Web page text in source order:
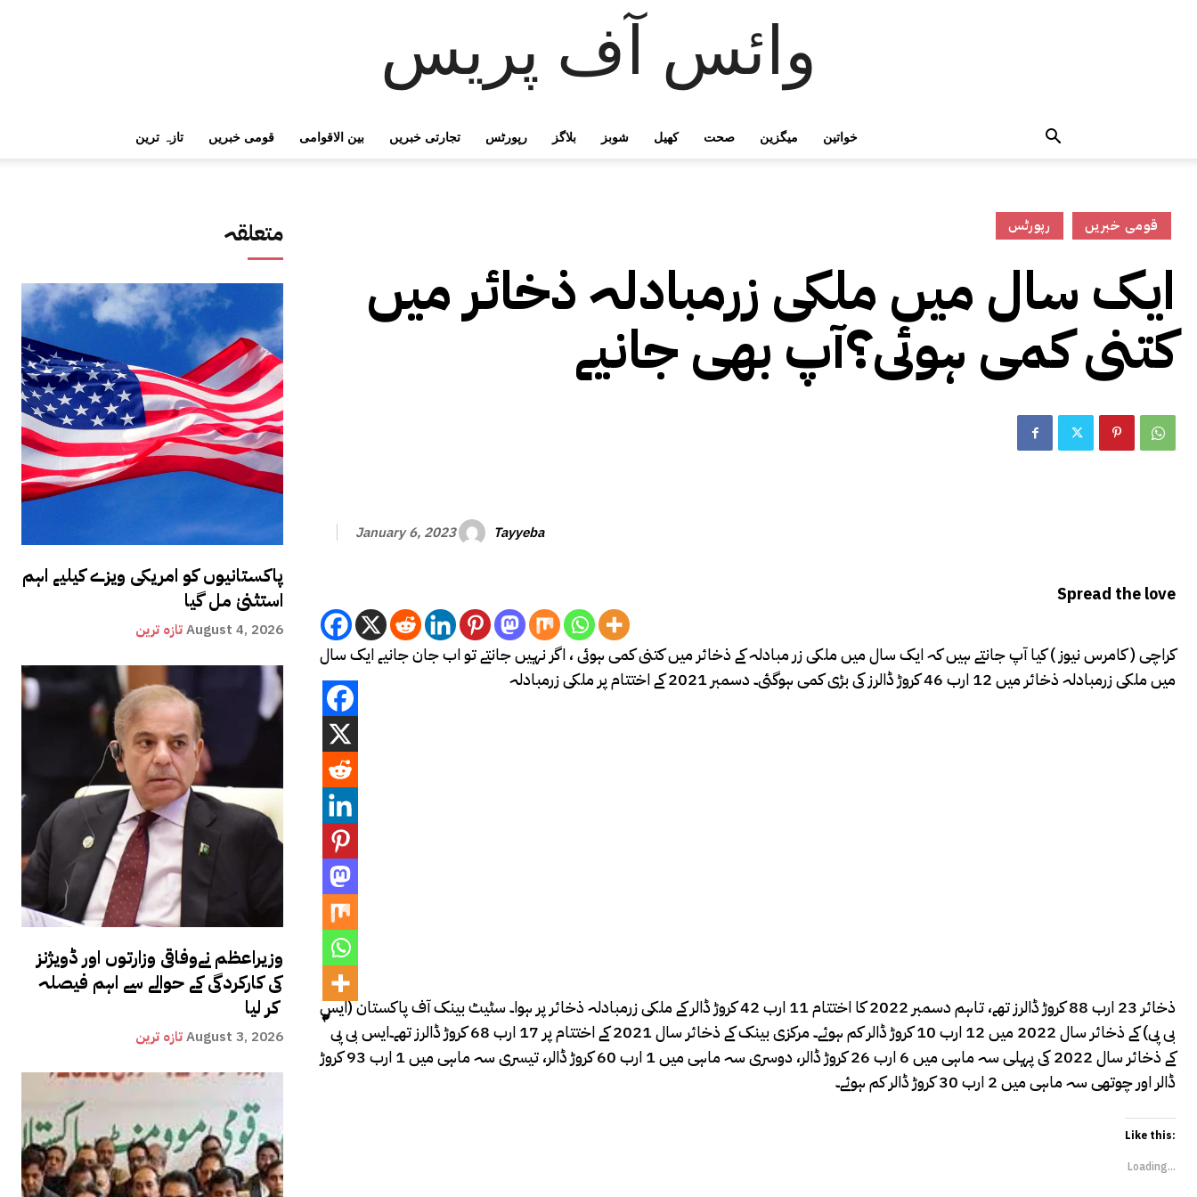
وائس آف پریس
تازہ ترین قومی خبریں بین الاقوامی تجارتی خبریں رپورٹس بلاگز شوبز کھیل صحت میگزین خواتین
متعلقہ
پاکستانیوں کو امریکی ویزے کیلیے اہم
استثنیٰ مل گیا
تازہ ترینAugust 4, 2026
وزیراعظم نےوفاقی وزارتوں اور ڈویژنز
کی کارکردگی کے حوالے سے اہم فیصلہ
کر لیا
تازہ ترینAugust 3, 2026
رپورٹس قومی خبریں
ایک سال میں ملکی زرمبادلہ ذخائر میں
کتنی کمی ہوئی؟آپ بھی جانیے
January 6, 2023 Tayyeba
Spread the love
کراچی ( کامرس نیوز ) کیا آپ جانتے ہیں کہ ایک سال میں ملکی زر مبادلہ کے ذخائر میں کتنی کمی ہوئی ، اگر نہیں جانتے تو اب جان جانیے ایک سال
میں ملکی زرمبادلہ ذخائر میں 12 ارب 46 کروڑ ڈالرز کی بڑی کمی ہوگئی۔ دسمبر 2021 کے اختتام پر ملکی زرمبادلہ
ذخائر 23 ارب 88 کروڑ ڈالرز تھے، تاہم دسمبر 2022 کا اختتام 11 ارب 42 کروڑ ڈالر کے ملکی زرمبادلہ ذخائر پر ہوا۔ سٹیٹ بینک آف پاکستان (ایس
بی پی) کے ذخائر سال 2022 میں 12 ارب 10 کروڑ ڈالر کم ہوئے۔ مرکزی بینک کے ذخائر سال 2021 کے اختتام پر 17 ارب 68 کروڑ ڈالرز تھے۔ایس بی پی
کے ذخائر سال 2022 کی پہلی سہ ماہی میں 6 ارب 26 کروڑ ڈالر، دوسری سہ ماہی میں 1 ارب 60 کروڑ ڈالر، تیسری سہ ماہی میں 1 ارب 93 کروڑ
ڈالر اور چوتھی سہ ماہی میں 2 ارب 30 کروڑ ڈالر کم ہوئے۔
Like this:
Loading...